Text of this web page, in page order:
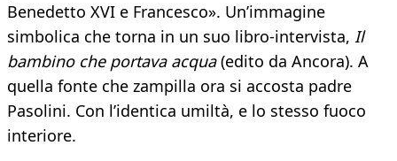
Benedetto XVI e Francesco». Un’immagine
simbolica che torna in un suo libro-intervista, Il
bambino che portava acqua(edito da Ancora). A
quella fonte che zampilla ora si accosta padre
Pasolini. Con l’identica umiltà, e lo stesso fuoco
interiore.